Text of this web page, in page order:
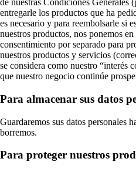
de nuestras Condiciones Generales
entregarle los productos que ha
es necesario y para reembolsarle si
nuestros productos, nos ponemos
consentimiento por separado para
nuestros productos y servicios
se considera como nuestro “interés
que nuestro negocio continúe
Para almacenar sus datos
Guardaremos sus datos personales
borremos.
Para proteger nuestros